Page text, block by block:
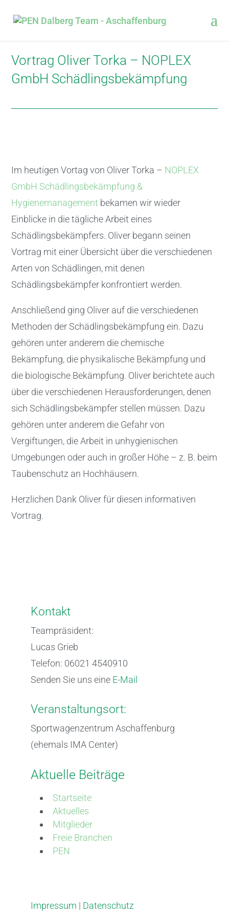
Vortrag Oliver Torka – NOPLEX
GmbH Schädlingsbekämpfung
Im heutigen Vortag von Oliver Torka – NOPLEX
GmbH Schädlingsbekämpfung &
Hygienemanagement bekamen wir wieder
Einblicke in die tägliche Arbeit eines
Schädlingsbekämpfers. Oliver begann seinen
Vortrag mit einer Übersicht über die verschiedenen
Arten von Schädlingen, mit denen
Schädlingsbekämpfer konfrontiert werden.
Anschließend ging Oliver auf die verschiedenen
Methoden der Schädlingsbekämpfung ein. Dazu
gehören unter anderem die chemische
Bekämpfung, die physikalische Bekämpfung und
die biologische Bekämpfung. Oliver berichtete auch
über die verschiedenen Herausforderungen, denen
sich Schädlingsbekämpfer stellen müssen. Dazu
gehören unter anderem die Gefahr von
Vergiftungen, die Arbeit in unhygienischen
Umgebungen oder auch in großer Höhe – z. B. beim
Taubenschutz an Hochhäusern.
Herzlichen Dank Oliver für diesen informativen
Vortrag.
Kontakt
Teampräsident:
Lucas Grieb
Telefon: 06021 4540910
Senden Sie uns eine E-Mail
Veranstaltungsort:
Sportwagenzentrum Aschaffenburg
(ehemals IMA Center)
Aktuelle Beiträge
Startseite
Aktuelles
Mitglieder
Freie Branchen
PEN
Impressum | Datenschutz